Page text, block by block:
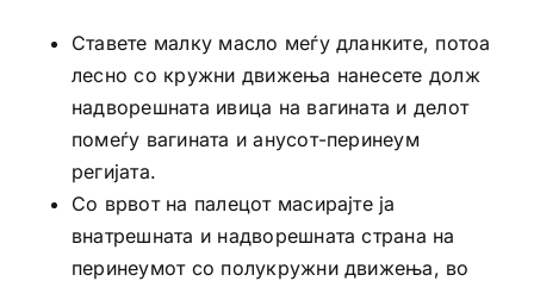
Ставете малку масло меѓу дланките, потоа
лесно со кружни движења нанесете долж
надворешната ивица на вагината и делот
помеѓу вагината и анусот-перинеум
регијата.
Со врвот на палецот масирајте ја
внатрешната и надворешната страна на
перинеумот со полукружни движења, во